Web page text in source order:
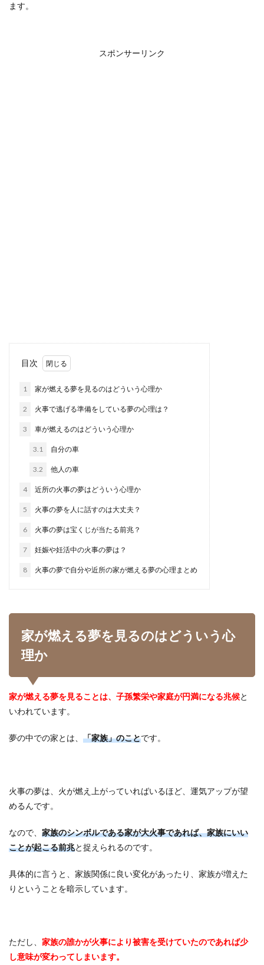
ます。
スポンサーリンク
目次
1 家が燃える夢を見るのはどういう心理か
2 火事で逃げる準備をしている夢の心理は？
3 車が燃えるのはどういう心理か
3.1 自分の車
3.2 他人の車
4 近所の火事の夢はどういう心理か
5 火事の夢を人に話すのは大丈夫？
6 火事の夢は宝くじが当たる前兆？
7 妊娠や妊活中の火事の夢は？
8 火事の夢で自分や近所の家が燃える夢の心理まとめ
家が燃える夢を見るのはどういう心
理か
家が燃える夢を見ることは、子孫繁栄や家庭が円満になる兆候と
いわれています。
夢の中での家とは、 「家族」のことです。
火事の夢は、火が燃え上がっていればいるほど、運気アップが望
めるんです。
なので、 家族のシンボルである家が大火事であれば、家族にいい
ことが起こる前兆と捉えられるのです。
具体的に言うと、家族関係に良い変化があったり、家族が増えた
りということを暗示しています。
ただし、 家族の誰かが火事により被害を受けていたのであれば少
し意味が変わってしまいます。